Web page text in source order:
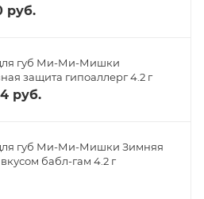
руб.
губ Ми-Ми-Мишки
защита гипоаллерг 4.2 г
руб.
губ Ми-Ми-Мишки Зимняя
бабл-гам 4.2 г